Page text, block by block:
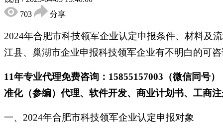
703
分享
2024年合肥市科技领军企业认定申报条件、材料及
江县、巢湖市企业申报科技领军企业有不明白的可
11年专业代理免费咨询：15855157003（微信同号
准化（参编）代理、软件开发、商业计划书、工商
一、2024年合肥市科技领军企业认定申报对象